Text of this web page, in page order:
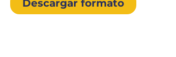
Descargar formato